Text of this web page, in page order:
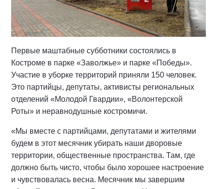
Первые маштабные субботники состоялись в
Костроме в парке «Заволжье» и парке «Победы».
Участие в уборке территорий приняли 150 человек.
Это партийцы, депутаты, активисты региональных
отделений «Молодой Гвардии», «Волонтерской
Роты» и неравнодушные костромичи.
«Мы вместе с партийцами, депутатами и жителями
будем в этот месячник убирать наши дворовые
территории, общественные пространства. Там, где
должно быть чисто, чтобы было хорошее настроение
и чувствовалась весна. Месячник мы завершим